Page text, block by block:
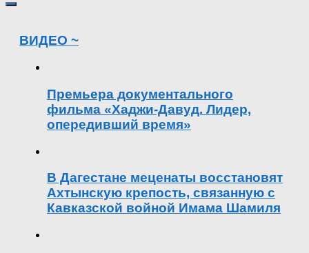
ВИДЕО ~
Премьера документального
фильма «Хаджи-Давуд. Лидер,
опередивший время»
В Дагестане меценаты восстановят
Ахтынскую крепость, связанную с
Кавказской войной Имама Шамиля